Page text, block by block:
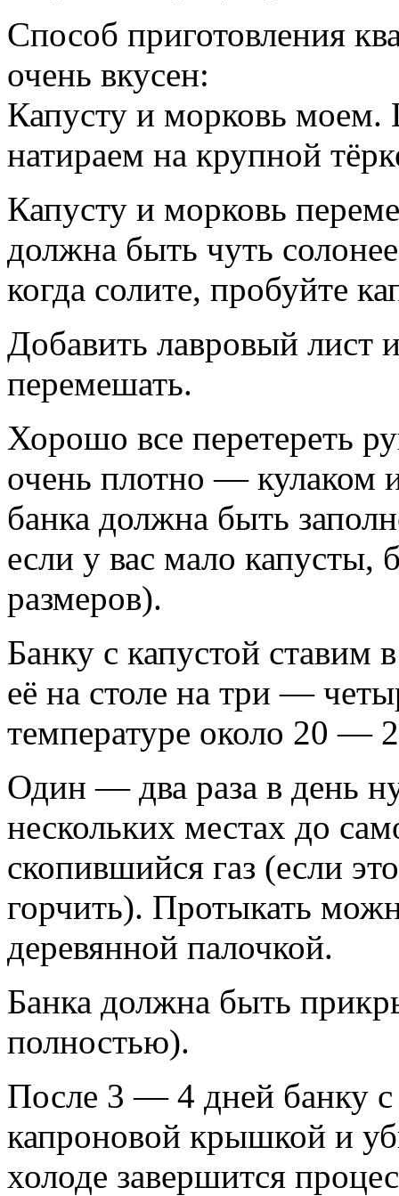
Способ приготовления
очень вкусен:
Капусту и морковь моем.
натираем на крупной
Капусту и морковь
должна быть чуть
когда солите, пробуйте
Добавить лавровый лист
перемешать.
Хорошо все перетереть
очень плотно — кулаком
банка должна быть
если у вас мало капусты,
размеров).
Банку с капустой ставим
её на столе на три —
температуре около 20 —
Один — два раза в день
нескольких местах до
скопившийся газ (если
горчить). Протыкать
деревянной палочкой.
Банка должна быть
полностью).
После 3 — 4 дней банку с
капроновой крышкой и
холоде завершится